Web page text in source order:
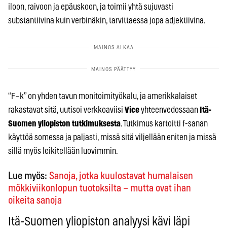
iloon, raivoon ja epäuskoon, ja toimii yhtä sujuvasti
substantiivina kuin verbinäkin, tarvittaessa jopa adjektiivina.
“F–k” on yhden tavun monitoimityökalu, ja amerikkalaiset
rakastavat sitä, uutisoi verkkoaviisi Viceyhteenvedossaan Itä-
Suomen yliopiston tutkimuksesta. Tutkimus kartoitti f-sanan
käyttöä somessa ja paljasti, missä sitä viljellään eniten ja missä
sillä myös leikitellään luovimmin.
Lue myös: Sanoja, jotka kuulostavat humalaisen
mökkiviikonlopun tuotoksilta – mutta ovat ihan
oikeita sanoja
Itä-Suomen yliopiston analyysi kävi läpi